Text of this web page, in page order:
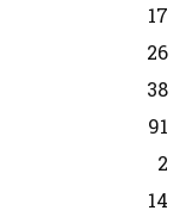
17
26
38
91
2
14